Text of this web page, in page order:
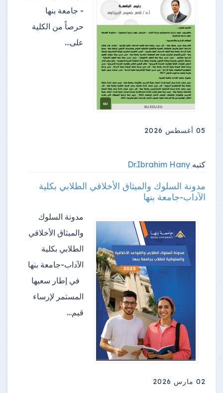
- جامعة بنها
حرصاً من الكلية
على…
05 أغسطس 2026
كتبه Dr.Ibrahim Hany
مدونة السلوك والميثاق الأخلاقي الطلابي بكلية
الآداب-جامعة بنها
مدونة السلوك
والميثاق الأخلاقي
الطلابي بكلية
الآداب-جامعة بنها
في إطار سعيها
المستمر لإرساء
قيم…
02 مارس 2026